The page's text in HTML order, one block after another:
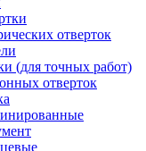
отверток
(для точных работ)
отверток